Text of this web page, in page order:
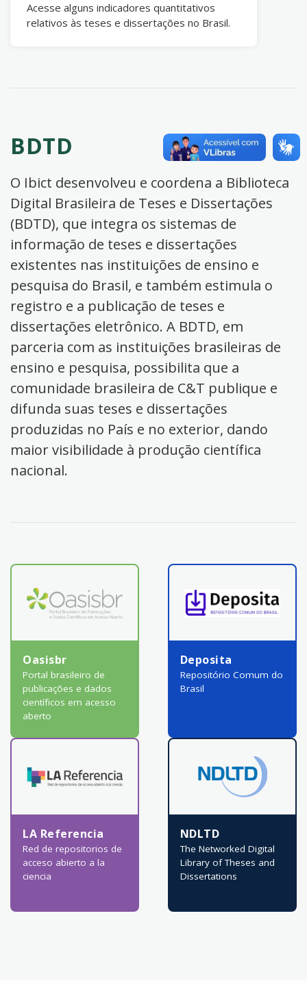
Acesse alguns indicadores quantitativos
relativos às teses e dissertações no Brasil.
BDTD
O Ibict desenvolveu e coordena a Biblioteca
Digital Brasileira de Teses e Dissertações
(BDTD), que integra os sistemas de
informação de teses e dissertações
existentes nas instituições de ensino e
pesquisa do Brasil, e também estimula o
registro e a publicação de teses e
dissertações eletrônico. A BDTD, em
parceria com as instituições brasileiras de
ensino e pesquisa, possibilita que a
comunidade brasileira de C&T publique e
difunda suas teses e dissertações
produzidas no País e no exterior, dando
maior visibilidade à produção científica
nacional.
Oasisbr
Portal brasileiro de
publicações e dados
científicos em acesso
aberto
Deposita
Repositório Comum do
Brasil
LA Referencia
Red de repositorios de
acceso abierto a la
ciencia
NDLTD
The Networked Digital
Library of Theses and
Dissertations